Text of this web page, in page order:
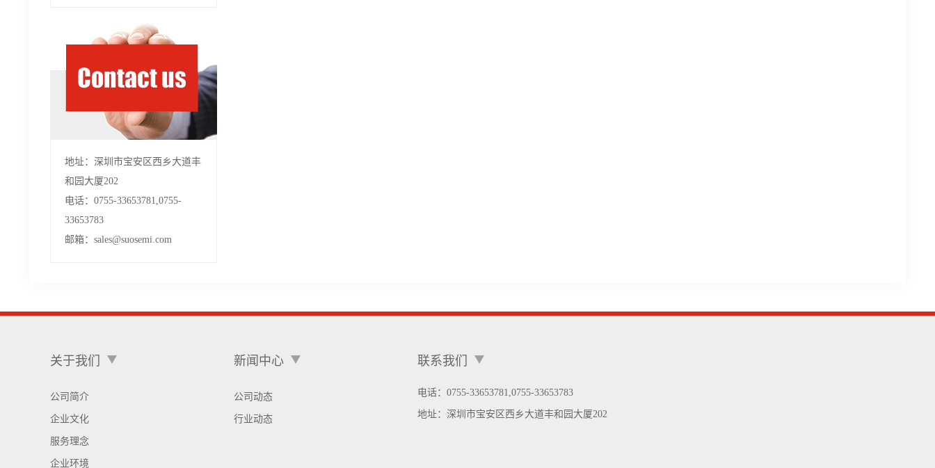
地址：深圳市宝安区西乡大道丰
和园大厦202
电话：0755-33653781,0755-
33653783
邮箱：sales@suosemi.com
关于我们
公司简介
企业文化
服务理念
企业环境
新闻中心
公司动态
行业动态
联系我们
电话：0755-33653781,0755-33653783
地址： 深圳市宝安区西乡大道丰和园大厦202